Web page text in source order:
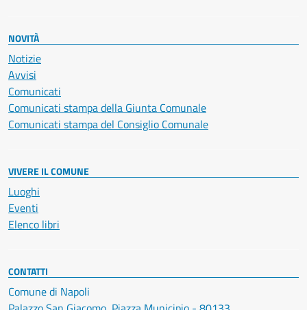
NOVITÀ
Notizie
Avvisi
Comunicati
Comunicati stampa della Giunta Comunale
Comunicati stampa del Consiglio Comunale
VIVERE IL COMUNE
Luoghi
Eventi
Elenco libri
CONTATTI
Comune di Napoli